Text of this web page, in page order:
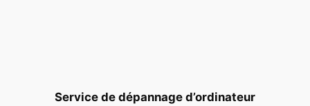
Service de dépannage d’ordinateur